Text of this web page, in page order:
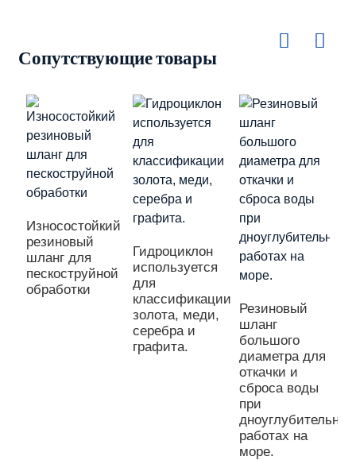
Сопутствующие товары
Износостойкий
резиновый
шланг для
пескоструйной
обработки
Гидроциклон
используется
для
классификации
золота, меди,
серебра и
графита.
Резиновый
шланг
большого
диаметра для
откачки и
сброса воды
при
дноуглубительных
работах на
море.